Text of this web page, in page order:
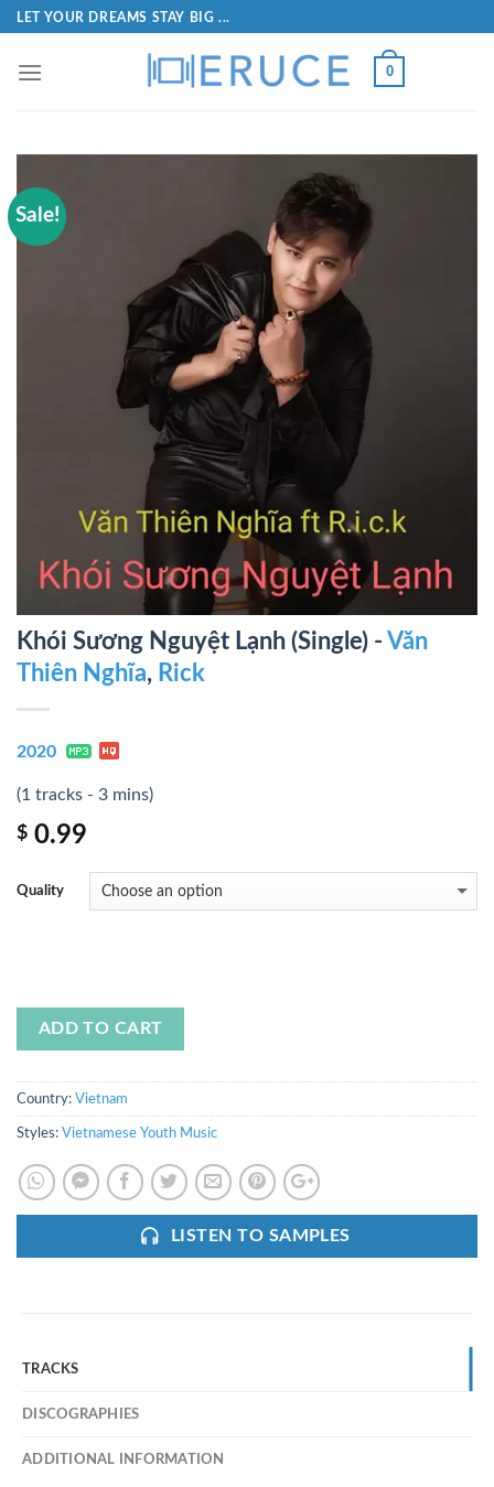
LET YOUR DREAMS STAY BIG ...
0
Sale!
Khói Sương Nguyệt Lạnh (Single) - Văn
Thiên Nghĩa, Rick
2020
(1 tracks - 3 mins)
$ 0.99
Quality
ADD TO CART
Country: Vietnam
Styles: Vietnamese Youth Music
LISTEN TO SAMPLES
TRACKS
DISCOGRAPHIES
ADDITIONAL INFORMATION